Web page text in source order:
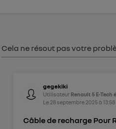
Cela ne résout pas votre
gegekiki
Utilisateur Renault 5 E-Tech
Le 28 septembre 2025à 13:58
Câble de recharge Pour